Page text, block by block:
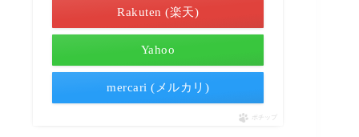
Rakuten (楽天)
Yahoo
mercari (メルカリ)
ポチップ